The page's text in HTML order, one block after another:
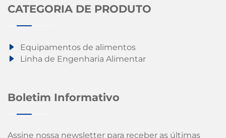
CATEGORIA DE PRODUTO
Equipamentos de alimentos
Linha de Engenharia Alimentar
Boletim Informativo
Assine nossa newsletter para receber as últimas